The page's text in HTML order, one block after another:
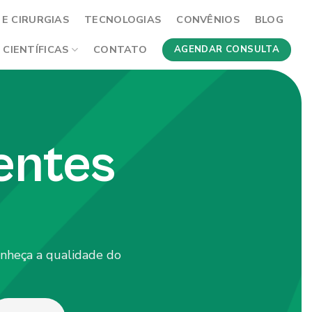
CIRURGIAS TECNOLOGIAS CONVÊNIOS BLOG
CONTATO AGENDAR CONSULTA
a qualidade do